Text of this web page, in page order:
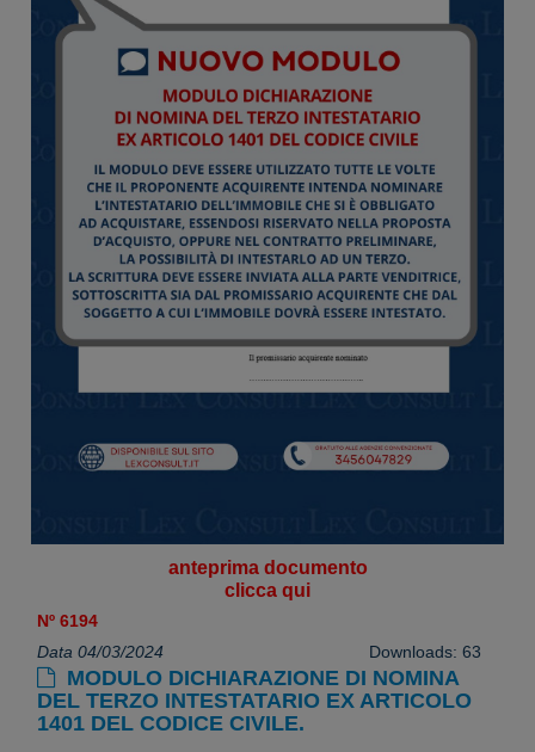
anteprima documento
clicca qui
Nº 6194
Data 04/03/2024
Downloads: 63
MODULO DICHIARAZIONE DI NOMINA
DEL TERZO INTESTATARIO EX ARTICOLO
1401 DEL CODICE CIVILE.